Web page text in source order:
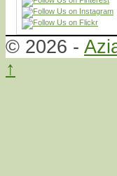
© 2026 -
↑